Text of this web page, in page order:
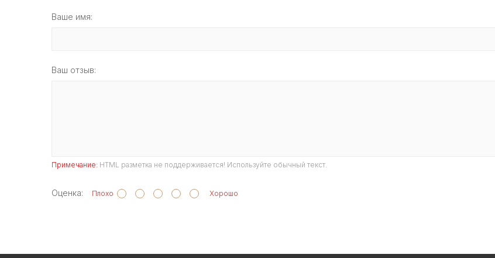
Ваше имя:
Ваш отзыв:
Примечание: HTML разметка не поддерживается! Используйте обычный текст.
Оценка: Плохо Хорошо